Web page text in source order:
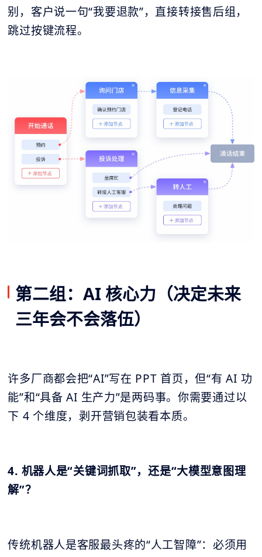
别，客户说一句“我要退款”，直接转接售后组，
跳过按键流程。
第二组：AI 核心力（决定未来
三年会不会落伍）
许多厂商都会把“AI”写在 PPT 首页，但“有 AI 功
能”和“具备 AI 生产力”是两码事。你需要通过以
下 4 个维度，剥开营销包装看本质。
4. 机器人是“关键词抓取”，还是“大模型意图理
解”？
传统机器人是客服最头疼的“人工智障”：必须用